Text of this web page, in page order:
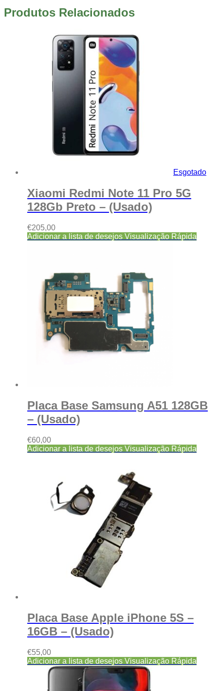
Produtos Relacionados
Esgotado
Xiaomi Redmi Note 11 Pro 5G
128Gb Preto – (Usado)
€205,00
Adicionar a lista de desejos Visualização Rápida
Placa Base Samsung A51 128GB
– (Usado)
€60,00
Adicionar a lista de desejos Visualização Rápida
Placa Base Apple iPhone 5S –
16GB – (Usado)
€55,00
Adicionar a lista de desejos Visualização Rápida